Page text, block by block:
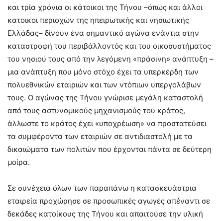
και τρία χρόνια οι κάτοικοι της Τήνου –όπως και άλλοι
κατοικοι περιοχών της ηπειρωτικής και νησιωτικής
Ελλάδας– δίνουν ένα σημαντικό αγώνα ενάντια στην
καταστροφή του περιβάλλοντός και του οικοσυστήματος
του νησιού τους από την λεγόμενη «πράσινη» ανάπτυξη –
μια ανάπτυξη που μόνο στόχο έχει τα υπερκέρδη των
πολυεθνικών εταιριών και των ντόπιων υπεργολάβων
τους. Ο αγώνας της Τήνου γνώρισε μεγάλη καταστολή
από τους αστυνομικούς μηχανισμούς του κράτος,
άλλωστε το κράτος έχει «υποχρέωση» να προστατεύσει
τα συμφέροντα των εταιριών σε αντιδιαστολή με τα
δικαιώματα των πολιτών που έρχονται πάντα σε δεύτερη
μοίρα.
Σε συνέχεια όλων των παραπάνω η κατασκευάστρια
εταιρεία προχώρησε σε προσωπικές αγωγές απέναντι σε
δεκάδες κατοίκους της Τήνου και απαιτούσε την υλική